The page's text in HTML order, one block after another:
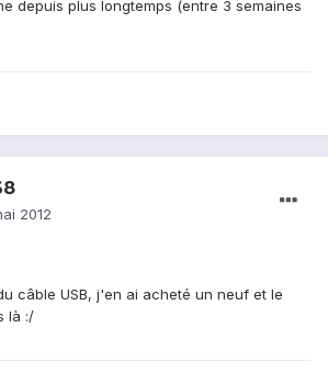
depuis plus longtemps (entre 3 semaines
2012
câble USB, j'en ai acheté un neuf et le
là :/